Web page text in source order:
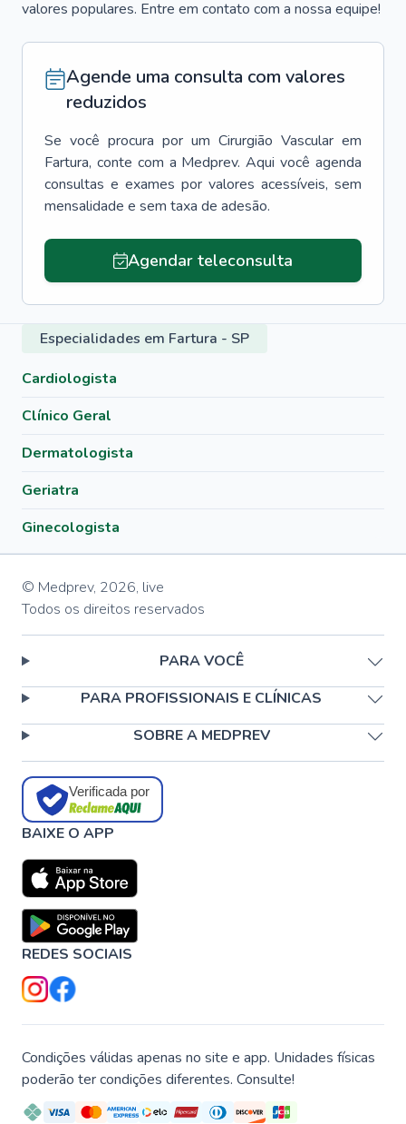
valores populares. Entre em contato com a nossa equipe!
Agende uma consulta com valores
reduzidos
Se você procura por um Cirurgião Vascular em
Fartura, conte com a Medprev. Aqui você agenda
consultas e exames por valores acessíveis, sem
mensalidade e sem taxa de adesão.
Agendar teleconsulta
Especialidades em Fartura - SP
Cardiologista
Clínico Geral
Dermatologista
Geriatra
Ginecologista
© Medprev, 2026, live
Todos os direitos reservados
PARA VOCÊ
PARA PROFISSIONAIS E CLÍNICAS
SOBRE A MEDPREV
Verificada por
BAIXE O APP
REDES SOCIAIS
Condições válidas apenas no site e app. Unidades físicas
poderão ter condições diferentes. Consulte!